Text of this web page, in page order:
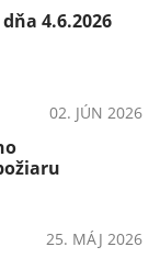
4.6.2026
02. JÚN 2026
25. MÁJ 2026